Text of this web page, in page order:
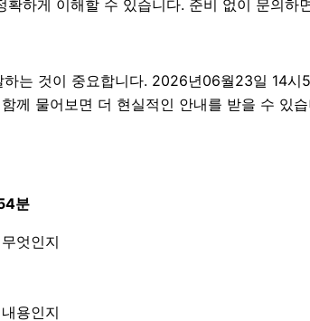
하게 이해할 수 있습니다. 준비 없이 문의
는 것이 중요합니다. 2026년06월23일 14
께 물어보면 더 현실적인 안내를 받을 수 있
분
엇인지
용인지